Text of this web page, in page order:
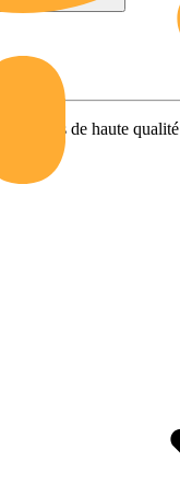
normes de haute qualité